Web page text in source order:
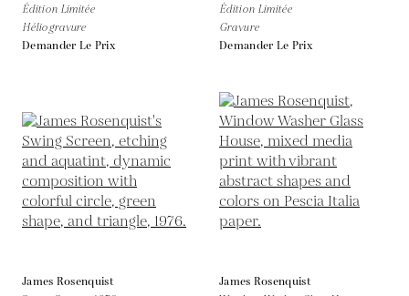
Édition Limitée
Héliogravure
Demander Le Prix
Édition Limitée
Gravure
Demander Le Prix
James Rosenquist
James Rosenquist